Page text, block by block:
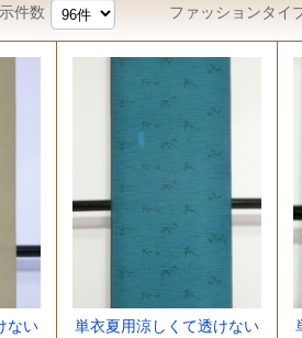
件数 ファッションタイ
ない
単衣夏用涼しくて透けない